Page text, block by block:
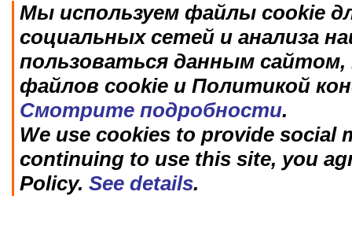
Мы используем файлы cookie
социальных сетей и анализа
пользоваться данным
файлов cookie и Политикой
Смотрите подробности.
We use cookies to provide social
continuing to use this site, you
Policy. See details.